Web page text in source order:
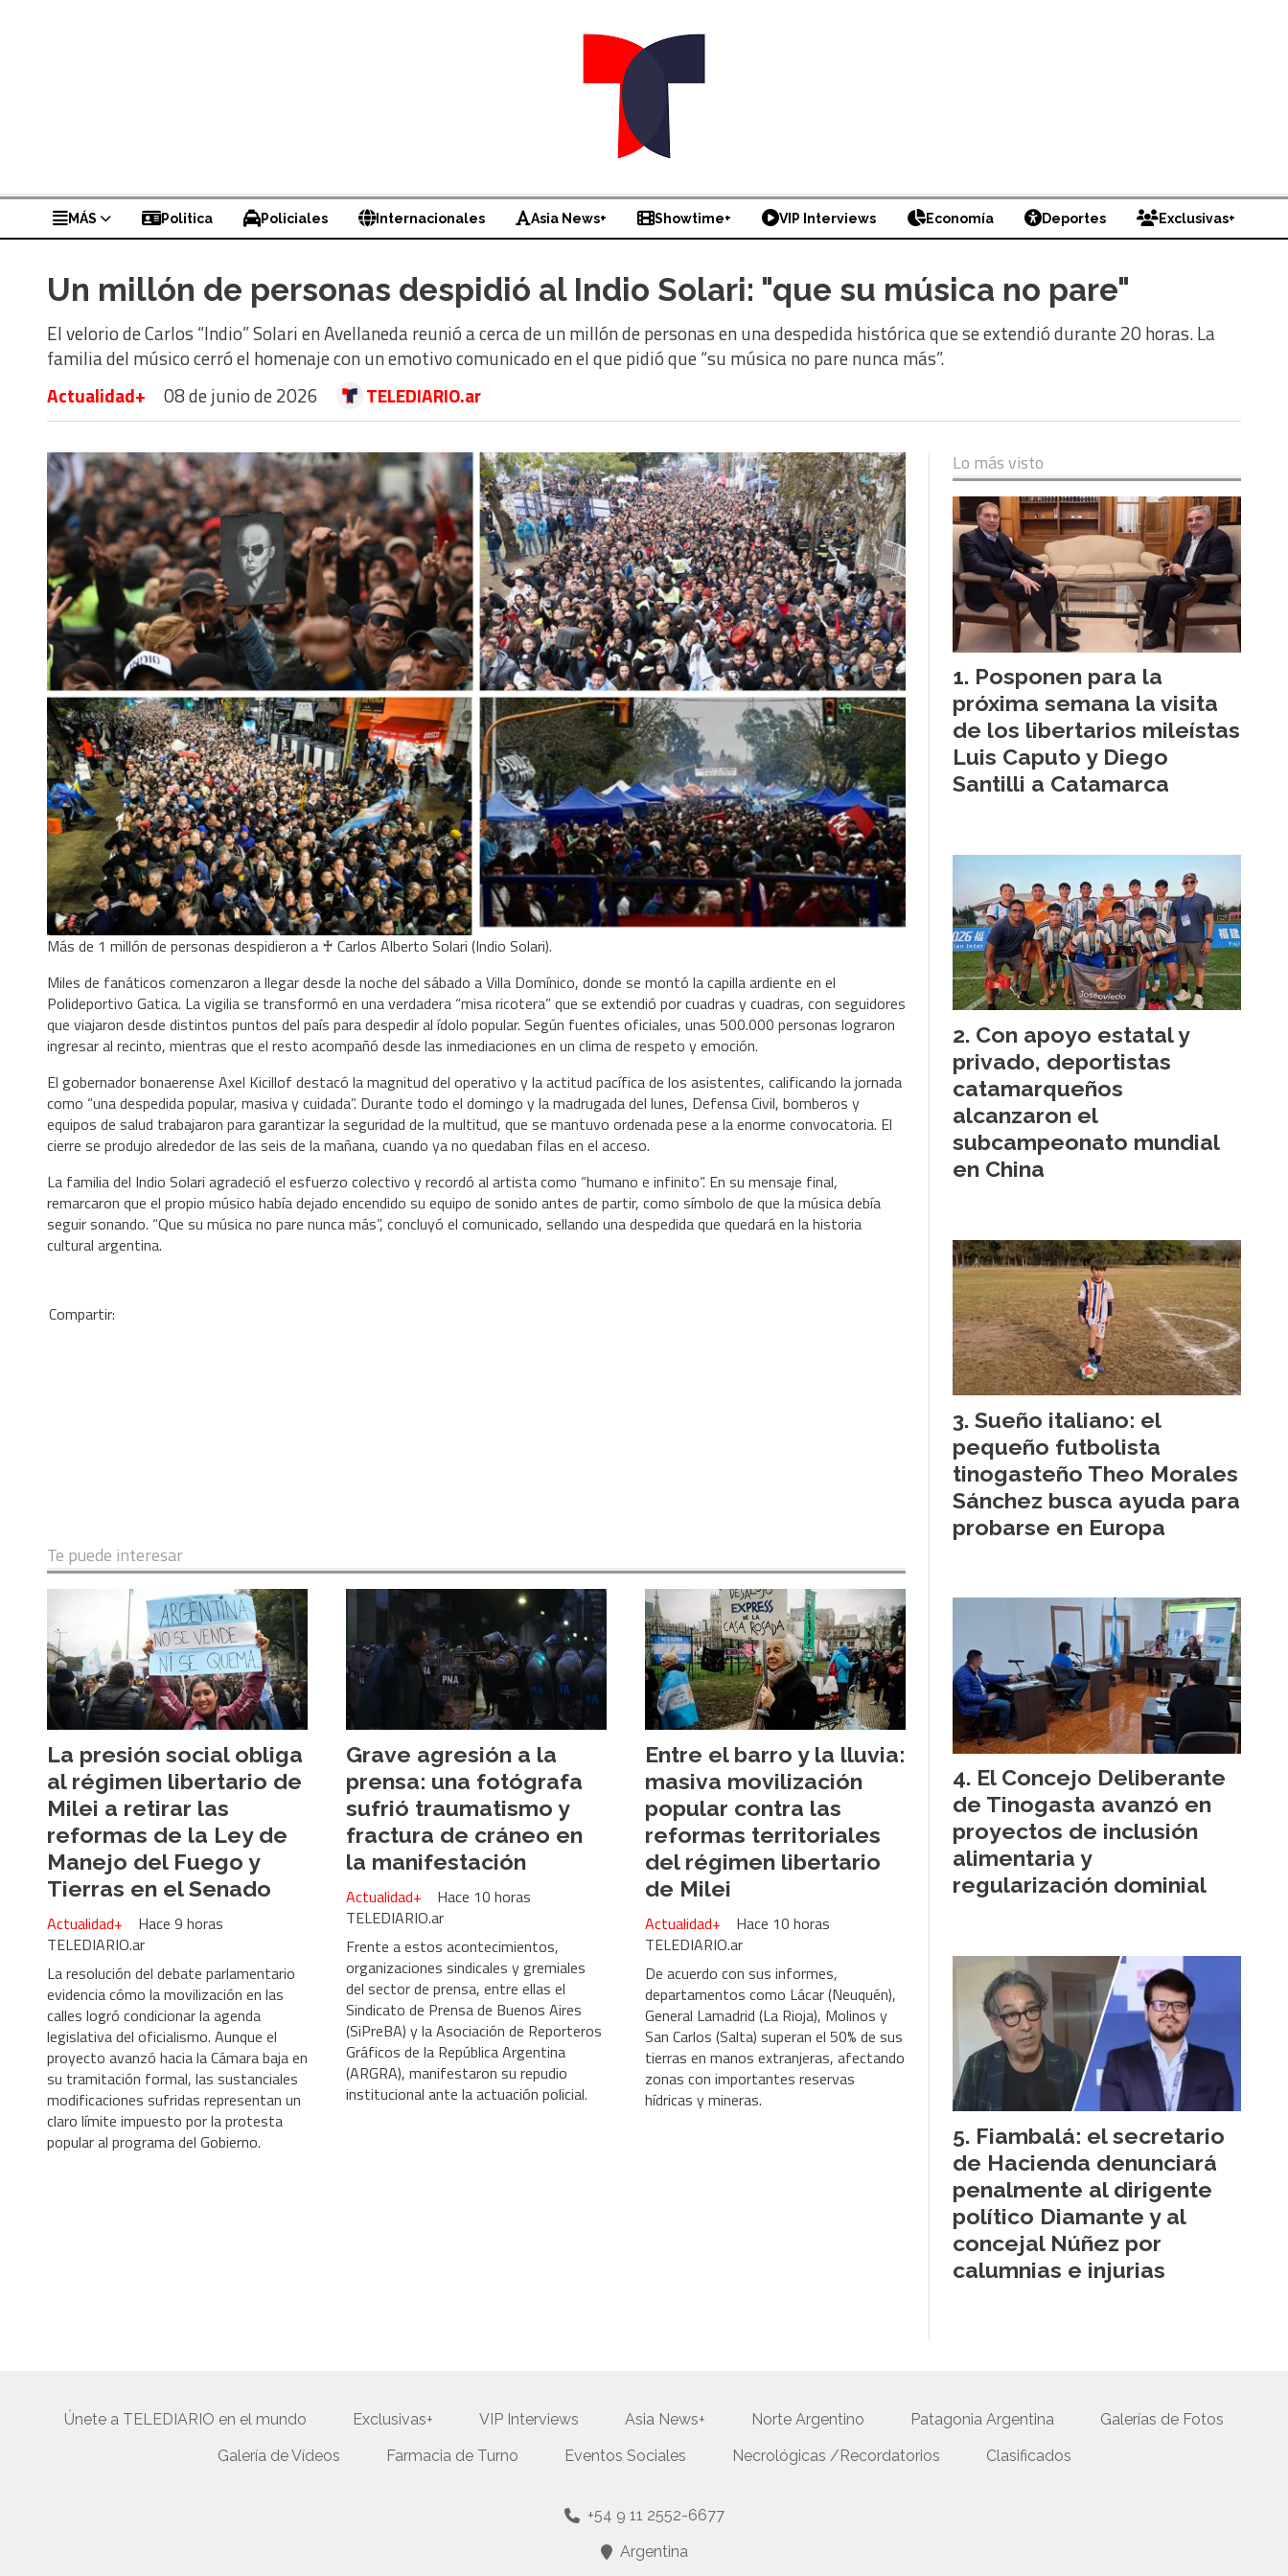
MÁS Politica Policiales Internacionales Asia News+ Showtime+ VIP Interviews Economía Deportes Exclusivas+
Un millón de personas despidió al Indio Solari: "que su música no pare"
El velorio de Carlos “Indio” Solari en Avellaneda reunió a cerca de un millón de personas en una despedida histórica que se extendió durante 20 horas. La
familia del músico cerró el homenaje con un emotivo comunicado en el que pidió que “su música no pare nunca más”.
Actualidad+
08 de junio de 2026 TELEDIARIO.ar
Más de 1 millón de personas despidieron a ♰ Carlos Alberto Solari (Indio Solari).
Miles de fanáticos comenzaron a llegar desde la noche del sábado a Villa Domínico, donde se montó la capilla ardiente en el
Polideportivo Gatica. La vigilia se transformó en una verdadera “misa ricotera” que se extendió por cuadras y cuadras, con seguidores
que viajaron desde distintos puntos del país para despedir al ídolo popular. Según fuentes oficiales, unas 500.000 personas lograron
ingresar al recinto, mientras que el resto acompañó desde las inmediaciones en un clima de respeto y emoción.
El gobernador bonaerense Axel Kicillof destacó la magnitud del operativo y la actitud pacífica de los asistentes, calificando la jornada
como “una despedida popular, masiva y cuidada”. Durante todo el domingo y la madrugada del lunes, Defensa Civil, bomberos y
equipos de salud trabajaron para garantizar la seguridad de la multitud, que se mantuvo ordenada pese a la enorme convocatoria. El
cierre se produjo alrededor de las seis de la mañana, cuando ya no quedaban filas en el acceso.
La familia del Indio Solari agradeció el esfuerzo colectivo y recordó al artista como “humano e infinito”. En su mensaje final,
remarcaron que el propio músico había dejado encendido su equipo de sonido antes de partir, como símbolo de que la música debía
seguir sonando. “Que su música no pare nunca más”, concluyó el comunicado, sellando una despedida que quedará en la historia
cultural argentina.
Te puede interesar
La presión social obliga
al régimen libertario de
Milei a retirar las
reformas de la Ley de
Manejo del Fuego y
Tierras en el Senado
TELEDIARIO.ar
Actualidad+ Hace 9 horas
La resolución del debate parlamentario
evidencia cómo la movilización en las
calles logró condicionar la agenda
legislativa del oficialismo. Aunque el
proyecto avanzó hacia la Cámara baja en
su tramitación formal, las sustanciales
modificaciones sufridas representan un
claro límite impuesto por la protesta
popular al programa del Gobierno.
Grave agresión a la
prensa: una fotógrafa
sufrió traumatismo y
fractura de cráneo en
la manifestación
TELEDIARIO.ar
Actualidad+ Hace 10 horas
Frente a estos acontecimientos,
organizaciones sindicales y gremiales
del sector de prensa, entre ellas el
Sindicato de Prensa de Buenos Aires
(SiPreBA) y la Asociación de Reporteros
Gráficos de la República Argentina
(ARGRA), manifestaron su repudio
institucional ante la actuación policial.
Entre el barro y la lluvia:
masiva movilización
popular contra las
reformas territoriales
del régimen libertario
de Milei
TELEDIARIO.ar
Actualidad+ Hace 10 horas
De acuerdo con sus informes,
departamentos como Lácar (Neuquén),
General Lamadrid (La Rioja), Molinos y
San Carlos (Salta) superan el 50% de sus
tierras en manos extranjeras, afectando
zonas con importantes reservas
hídricas y mineras.
Lo más visto
Posponen para la
próxima semana la visita
de los libertarios mileístas
Luis Caputo y Diego
Santilli a Catamarca
Con apoyo estatal y
privado, deportistas
catamarqueños
alcanzaron el
subcampeonato mundial
en China
Sueño italiano: el
pequeño futbolista
tinogasteño Theo Morales
Sánchez busca ayuda para
probarse en Europa
El Concejo Deliberante
de Tinogasta avanzó en
proyectos de inclusión
alimentaria y
regularización dominial
Fiambalá: el secretario
de Hacienda denunciará
penalmente al dirigente
político Diamante y al
concejal Núñez por
calumnias e injurias
Únete a TELEDIARIO en el mundo Exclusivas+ VIP Interviews Asia News+ Norte Argentino Patagonia Argentina
Galerías de Fotos
Galería de Vídeos
Farmacia de Turno Eventos Sociales Necrológicas /Recordatorios Clasificados
+54 9 11 2552-6677
Argentina